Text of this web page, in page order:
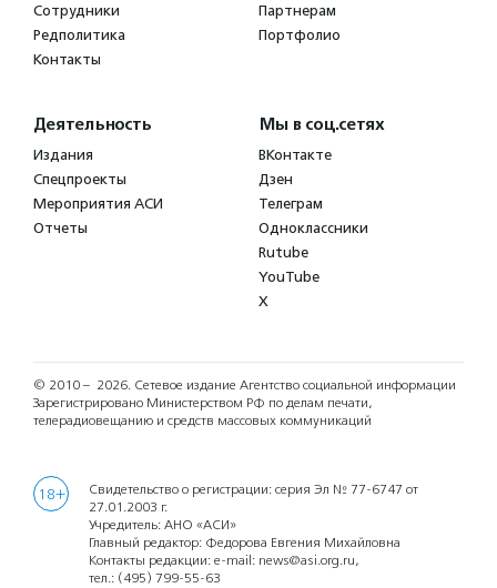
Сотрудники
Редполитика
Контакты
Партнерам
Портфолио
Деятельность
Издания
Спецпроекты
Мероприятия АСИ
Отчеты
Мы в соц.сетях
ВКонтакте
Дзен
Телеграм
Одноклассники
Rutube
YouTube
X
© 2010 – 2026. Сетевое издание Агентство социальной информации
Зарегистрировано Министерством РФ по делам печати,
телерадиовещанию и средств массовых коммуникаций
18+
Свидетельство о регистрации: серия Эл № 77-6747 от
27.01.2003 г.
Учредитель: АНО «АСИ»
Главный редактор: Федорова Евгения Михайловна
Контакты редакции: e-mail: news@asi.org.ru,
тел.: (495) 799-55-63